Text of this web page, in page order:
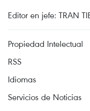
Editor en jefe: TRAN
Propiedad Intelectual
RSS
Idiomas
Servicios de Noticias